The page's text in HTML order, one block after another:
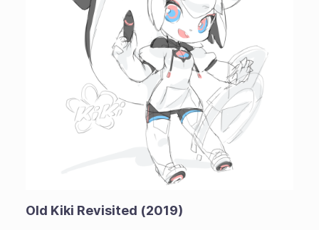
Old Kiki Revisited (2019)